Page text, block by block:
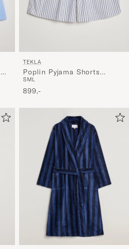
TEKLA
Poplin Pyjama Shorts
Skagen Stripes
SML
899,-